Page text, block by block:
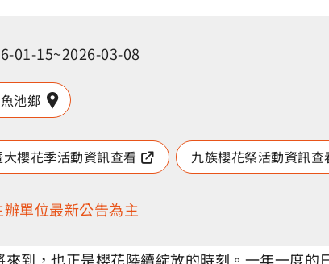
01-15~2026-03-08
池鄉
大櫻花季活動資訊查看 九族櫻花祭活動資訊查
單位最新公告為主
來到，也正是櫻花陸續綻放的時刻。一年一度